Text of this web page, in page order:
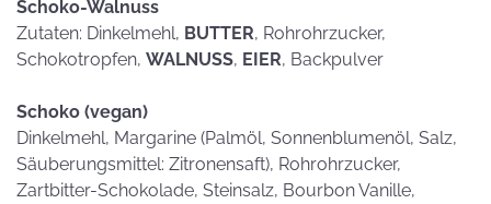
Schoko-Walnuss
Zutaten: Dinkelmehl, BUTTER, Rohrohrzucker,
Schokotropfen, WALNUSS, EIER, Backpulver
Schoko (vegan)
Dinkelmehl, Margarine (Palmöl, Sonnenblumenöl, Salz,
Säuberungsmittel: Zitronensaft), Rohrohrzucker,
Zartbitter-Schokolade, Steinsalz, Bourbon Vanille,